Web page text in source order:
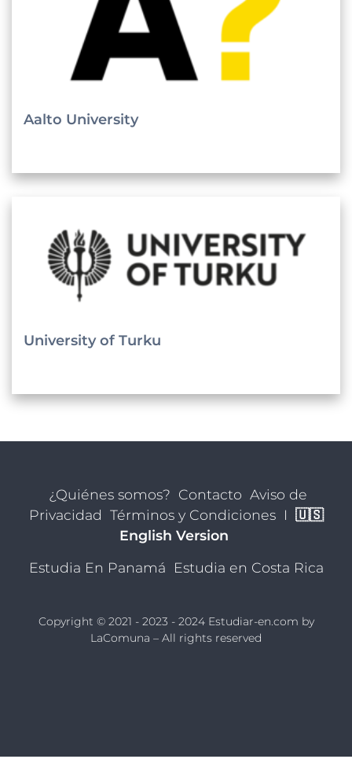
Aalto University
University of Turku
¿Quiénes somos? Contacto Aviso de
Privacidad Términos y Condiciones I 🇺🇸
English Version
Estudia En Panamá
Estudia en Costa Rica
Copyright © 2021 - 2023 - 2024 Estudiar-en.com by
LaComuna – All rights reserved